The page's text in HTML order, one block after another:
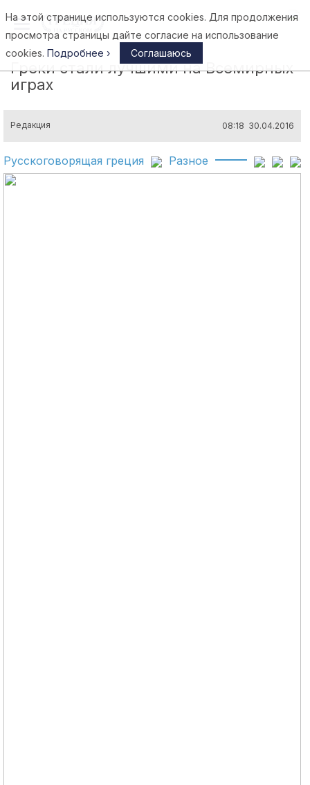
Афины
Греки стали лучшими на Всемирных
играх
Редакция 08:18 30.04.2016
Русскоговорящая греция Разное
На этой странице используются cookies. Для продолжения
просмотра страницы дайте согласие на использование
cookies. Подробнее › Соглашаюсь